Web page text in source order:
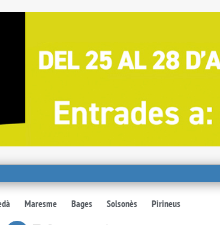
Maresme Bages Solsonès Pirineus